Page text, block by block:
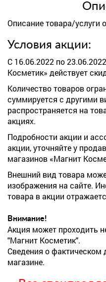
Описание товара/услуги
Условия акции:
С 16.06.2022 по
Косметик» действует
Количество товаров
суммируется с другими
распространяется на
акциях.
Подробности акции и
акции, уточняйте у
магазинов «Магнит
Внешний вид товара
изображения на сайте.
товара в акции
Внимание!
Акция может проходить
"Магнит Косметик".
Сведения о фактическом
магазине.